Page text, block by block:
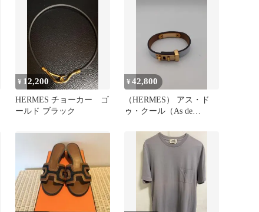
¥ 12,200
HERMES チョーカー ゴ
ールド ブラック
¥42,800
（HERMES） アス・ド
ゥ・クール（As de